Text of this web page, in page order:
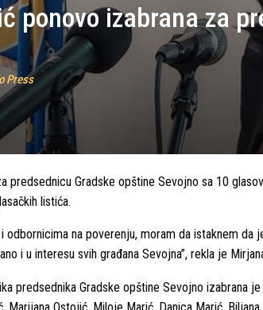
ponovo izabrana za
Press
predsednicu Gradske opštine Sevojno sa 10
listića.
i odbornicima na poverenju, moram da istaknem
i u interesu svih građana Sevojna”, rekla je
predsednika Gradske opštine Sevojno izabrana